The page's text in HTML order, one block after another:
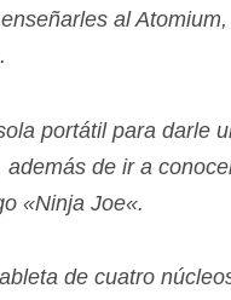
al
portátil para darle
de ir a
«Ninja Joe«.
de cuatro